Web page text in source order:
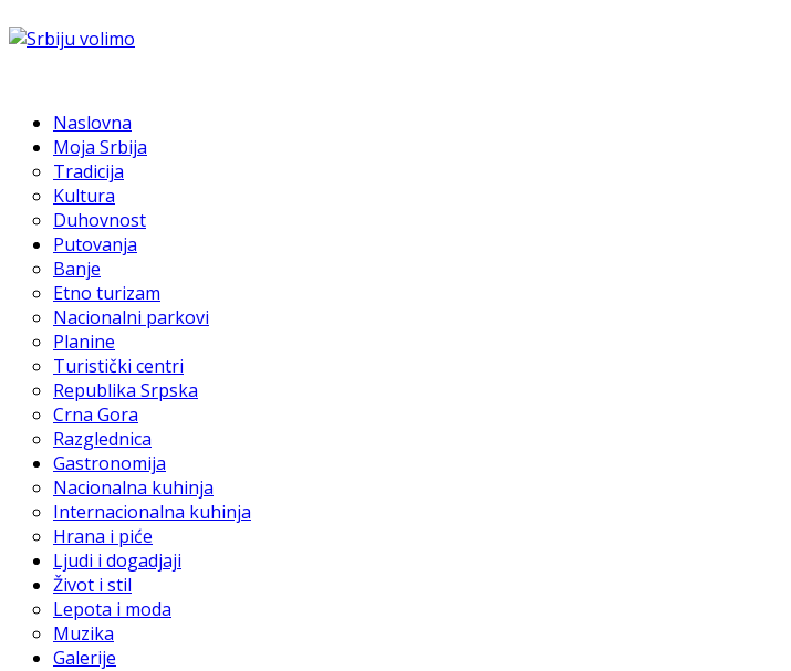
Naslovna
Moja Srbija
Tradicija
Kultura
Duhovnost
Putovanja
Banje
Etno turizam
Nacionalni parkovi
Planine
Turistički centri
Republika Srpska
Crna Gora
Razglednica
Gastronomija
Nacionalna kuhinja
Internacionalna kuhinja
Hrana i piće
Ljudi i dogadjaji
Život i stil
Lepota i moda
Muzika
Galerije